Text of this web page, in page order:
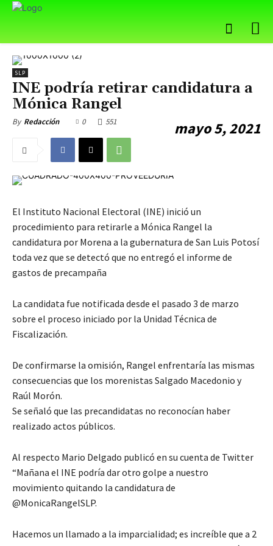
SLP
INE podría retirar candidatura a
Mónica Rangel
By Redacción mayo 5, 2021
0 551
El Instituto Nacional Electoral (INE) inició un
procedimiento para retirarle a Mónica Rangel la
candidatura por Morena a la gubernatura de San Luis Potosí
toda vez que se detectó que no entregó el informe de
gastos de precampaña
La candidata fue notificada desde el pasado 3 de marzo
sobre el proceso iniciado por la Unidad Técnica de
Fiscalización.
De confirmarse la omisión, Rangel enfrentaría las mismas
consecuencias que los morenistas Salgado Macedonio y
Raúl Morón.
Se señaló que las precandidatas no reconocían haber
realizado actos públicos.
Al respecto Mario Delgado publicó en su cuenta de Twitter
“Mañana el INE podría dar otro golpe a nuestro
movimiento quitando la candidatura de
@MonicaRangelSLP.
Hacemos un llamado a la imparcialidad; es increíble que a 2